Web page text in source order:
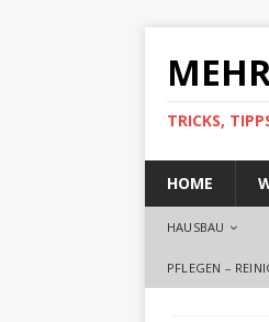
TRICKS,
HOME
HAUSBAU
PFLEGEN –